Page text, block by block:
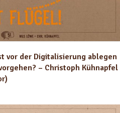
vor der Digitalisierung ablegen
– Christoph Kühnapfel